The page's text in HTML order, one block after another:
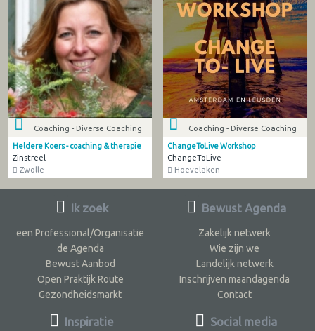
Coaching - Diverse Coaching
Heldere Koers - coaching & therapie
Zinstreel
Zwolle
Coaching - Diverse Coaching
ChangeToLive Workshop
ChangeToLive
Hoevelaken
Ik zoek
een Professional/Organisatie
de Agenda
Bewust Aanbod
Open Praktijk Route
Gezondheidsmarkt
Inspiratie
Bewust Agenda
Zakelijk netwerk
Wie zijn we
Landelijk netwerk
Inschrijven maandagenda
Contact
Social media